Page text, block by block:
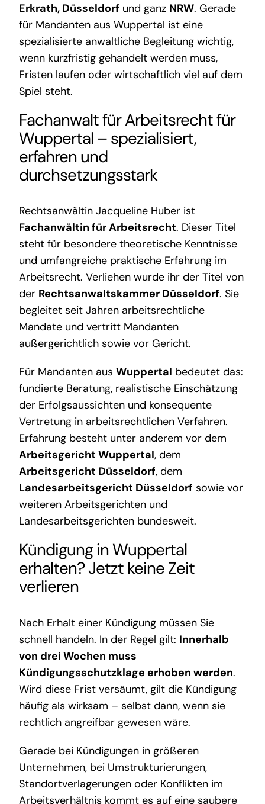
Erkrath, Düsseldorf und ganz NRW. Gerade
für Mandanten aus Wuppertal ist eine
spezialisierte anwaltliche Begleitung wichtig,
wenn kurzfristig gehandelt werden muss,
Fristen laufen oder wirtschaftlich viel auf dem
Spiel steht.
Fachanwalt für Arbeitsrecht für
Wuppertal – spezialisiert,
erfahren und
durchsetzungsstark
Rechtsanwältin Jacqueline Huber ist
Fachanwältin für Arbeitsrecht. Dieser Titel
steht für besondere theoretische Kenntnisse
und umfangreiche praktische Erfahrung im
Arbeitsrecht. Verliehen wurde ihr der Titel von
der Rechtsanwaltskammer Düsseldorf. Sie
begleitet seit Jahren arbeitsrechtliche
Mandate und vertritt Mandanten
außergerichtlich sowie vor Gericht.
Für Mandanten aus Wuppertal bedeutet das:
fundierte Beratung, realistische Einschätzung
der Erfolgsaussichten und konsequente
Vertretung in arbeitsrechtlichen Verfahren.
Erfahrung besteht unter anderem vor dem
Arbeitsgericht Wuppertal, dem
Arbeitsgericht Düsseldorf, dem
Landesarbeitsgericht Düsseldorf sowie vor
weiteren Arbeitsgerichten und
Landesarbeitsgerichten bundesweit.
Kündigung in Wuppertal
erhalten? Jetzt keine Zeit
verlieren
Nach Erhalt einer Kündigung müssen Sie
schnell handeln. In der Regel gilt: Innerhalb
von drei Wochen muss
Kündigungsschutzklage erhoben werden.
Wird diese Frist versäumt, gilt die Kündigung
häufig als wirksam – selbst dann, wenn sie
rechtlich angreifbar gewesen wäre.
Gerade bei Kündigungen in größeren
Unternehmen, bei Umstrukturierungen,
Standortverlagerungen oder Konflikten im
Arbeitsverhältnis kommt es auf eine saubere